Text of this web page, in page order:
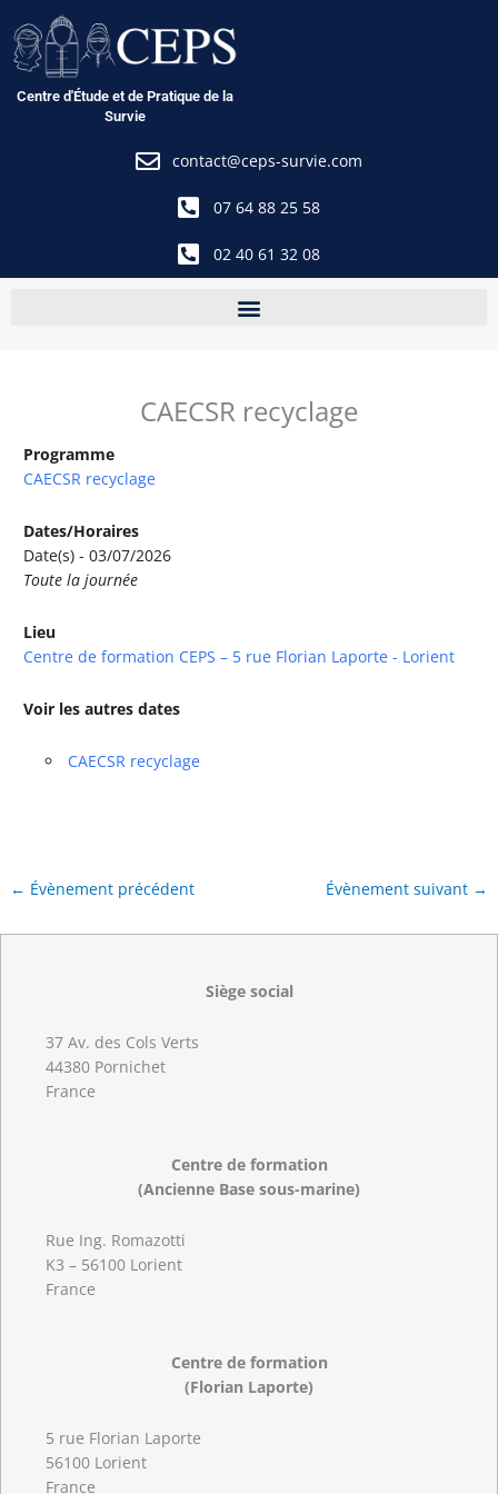
au
contenu
Centre d'Étude et de Pratique de la
Survie
contact@ceps-survie.com
07 64 88 25 58
02 40 61 32 08
CAECSR recyclage
Programme
CAECSR recyclage
Dates/Horaires
Date(s) - 03/07/2026
Toute la journée
Lieu
Centre de formation CEPS – 5 rue Florian Laporte - Lorient
Voir les autres dates
CAECSR recyclage
← Évènement précédent Évènement suivant →
Siège social
37 Av. des Cols Verts
44380 Pornichet
France
Centre de formation
(Ancienne Base sous-marine)
Rue Ing. Romazotti
K3 – 56100 Lorient
France
Centre de formation
(Florian Laporte)
5 rue Florian Laporte
56100 Lorient
France